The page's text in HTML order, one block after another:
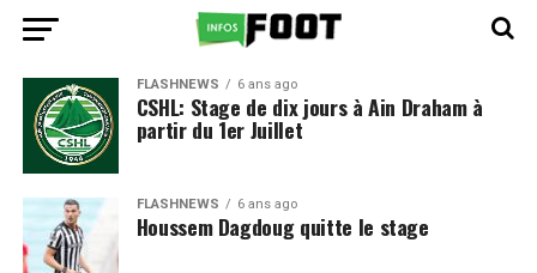
FLASHNEWS 6 ans ago
CSHL: Stage de dix jours à Ain Draham à
partir du 1er Juillet
FLASHNEWS 6 ans ago
Houssem Dagdoug quitte le stage